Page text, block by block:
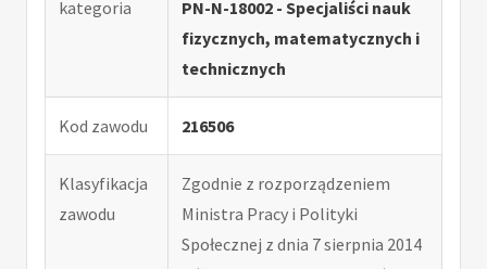
kategoria
PN-N-18002 - Specjaliści nauk
fizycznych, matematycznych i
technicznych
Kod zawodu 216506
Klasyfikacja
zawodu
Zgodnie z rozporządzeniem
Ministra Pracy i Polityki
Społecznej z dnia 7 sierpnia 2014